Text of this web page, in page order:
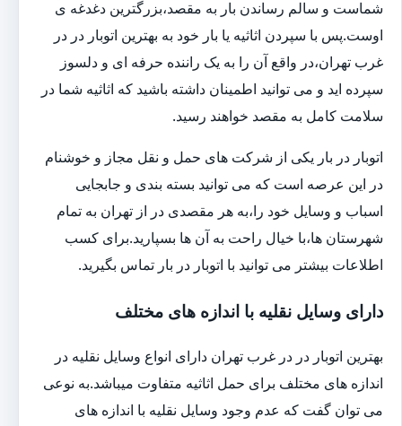
شماست و سالم رساندن بار به مقصد،بزرگترین دغدغه ی
اوست.پس با سپردن اثاثیه یا بار خود به بهترین اتوبار در در
غرب تهران،در واقع آن را به یک راننده حرفه ای و دلسوز
سپرده اید و می توانید اطمینان داشته باشید که اثاثیه شما در
سلامت کامل به مقصد خواهند رسید.
اتوبار در بار یکی از شرکت های حمل و نقل مجاز و خوشنام
در این عرصه است که می توانید بسته بندی و جابجایی
اسباب و وسایل خود را،به هر مقصدی در از تهران به تمام
شهرستان ها،با خیال راحت به آن ها بسپارید.برای کسب
اطلاعات بیشتر می توانید با اتوبار در بار تماس بگیرید.
دارای وسایل نقلیه با اندازه های مختلف
بهترین اتوبار در در غرب تهران دارای انواع وسایل نقلیه در
اندازه های مختلف برای حمل اثاثیه متفاوت می‎باشد.به نوعی
می توان گفت که عدم وجود وسایل نقلیه با اندازه های